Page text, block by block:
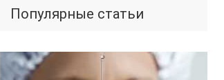
Популярные статьи